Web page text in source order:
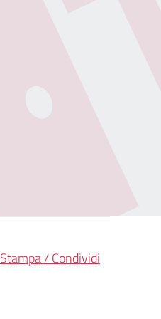
Stampa / Condividi